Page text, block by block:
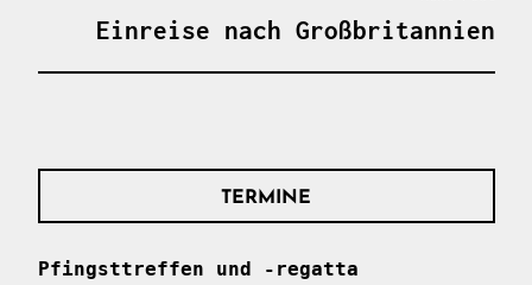
Einreise nach Großbritannien
TERMINE
Pfingsttreffen und -regatta